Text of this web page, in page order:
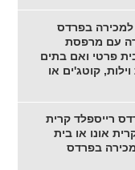
למכירה בפרדס
עם מרפסת
פרטי ואם בתים
קוטג'ים או
רייספלד קרית
אונו או בית
בפרדס